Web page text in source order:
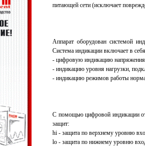
питающей сети (исключает
Аппарат оборудован системой
Система индикации включает в
- цифровую индикацию
- индикацию уровня нагрузки,
- индикацию режимов работы
С помощью цифровой индикации
защит:
hi - защита по верхнему уровню
lo - защита по нижнему уровню